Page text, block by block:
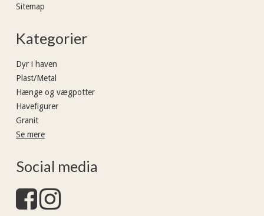
Sitemap
Kategorier
Dyr i haven
Plast/Metal
Hænge og vægpotter
Havefigurer
Granit
Se mere
Social media